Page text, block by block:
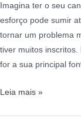
Imagina ter o seu
esforço pode sumir
tornar um problema
tiver muitos
for a sua principal
Leia mais »